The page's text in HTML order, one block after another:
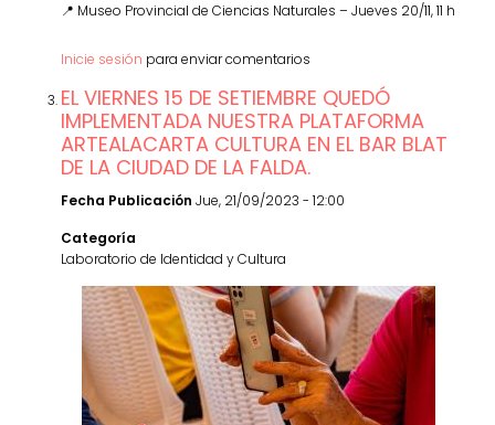
📍 Museo Provincial de Ciencias Naturales – Jueves 20/11, 11 h
Inicie sesión para enviar comentarios
EL VIERNES 15 DE SETIEMBRE QUEDÓ
IMPLEMENTADA NUESTRA PLATAFORMA
ARTEALACARTA CULTURA EN EL BAR BLAT
DE LA CIUDAD DE LA FALDA.
Fecha Publicación Jue, 21/09/2023 - 12:00
Categoría
Laboratorio de Identidad y Cultura